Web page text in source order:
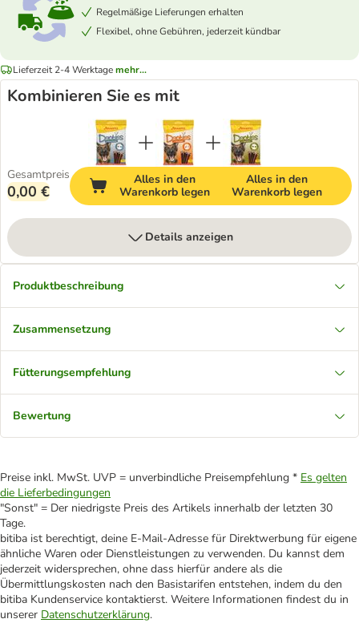
Regelmäßige Lieferungen erhalten
Flexibel, ohne Gebühren, jederzeit kündbar
Lieferzeit 2-4 Werktagemehr...
Kombinieren Sie es mit
Gesamtpreis
0,00 €
Alles in den
Warenkorb legen
Alles in den
Warenkorb legen
Details anzeigen
Produktbeschreibung
Zusammensetzung
Fütterungsempfehlung
Bewertung
Preise inkl. MwSt. UVP = unverbindliche Preisempfehlung * Es gelten
die Lieferbedingungen
"Sonst" = Der niedrigste Preis des Artikels innerhalb der letzten 30
Tage.
bitiba ist berechtigt, deine E-Mail-Adresse für Direktwerbung für eigene
ähnliche Waren oder Dienstleistungen zu verwenden. Du kannst dem
jederzeit widersprechen, ohne dass hierfür andere als die
Übermittlungskosten nach den Basistarifen entstehen, indem du den
bitiba Kundenservice kontaktierst. Weitere Informationen findest du in
unserer Datenschutzerklärung.